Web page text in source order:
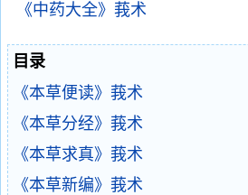
《中药大全》莪术
目录
《本草便读》莪术
《本草分经》莪术
《本草求真》莪术
《本草新编》莪术